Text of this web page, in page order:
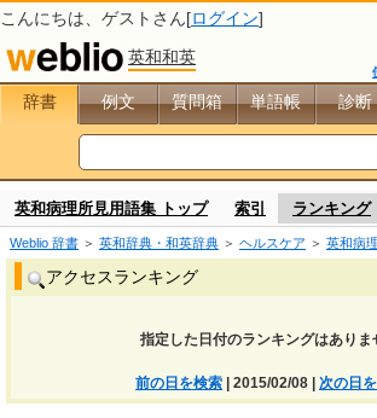
こんにちは、 ゲスト さん[ログイン]
英和和英
辞書 例文 質問箱 単語帳 診断
英和病理所見用語集 トップ 索引 ランキング
Weblio 辞書 ＞ 英和辞典・和英辞典 ＞ ヘルスケア ＞ 英和病
アクセスランキング
指定した日付のランキングはありま
前の日を検索 | 2015/02/08 | 次の日